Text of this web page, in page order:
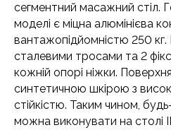
сегментний масажний стіл.
моделі є міцна алюмінієва
вантажопідйомністю 250
сталевими тросами та 2
кожній опорі ніжки.
синтетичною шкірою з
стійкістю. Таким чином,
можна виконувати на столі